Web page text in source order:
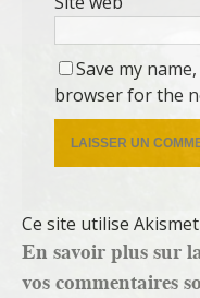
Save my
browser for the
Ce site utilise
En savoir plus sur
vos commentaires